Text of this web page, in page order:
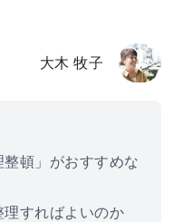
大木 牧子
頓」がおすすめな
理すればよいのか